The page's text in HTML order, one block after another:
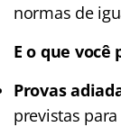
normas de
E o que você
Provas
previstas